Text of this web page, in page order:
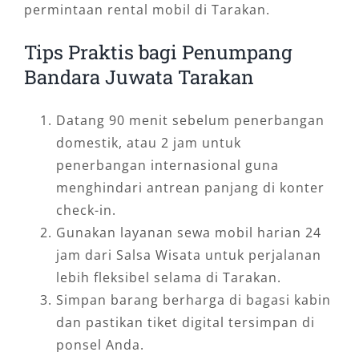
permintaan rental mobil di Tarakan.
Tips Praktis bagi Penumpang
Bandara Juwata Tarakan
Datang 90 menit sebelum penerbangan
domestik, atau 2 jam untuk
penerbangan internasional guna
menghindari antrean panjang di konter
check-in.
Gunakan layanan sewa mobil harian 24
jam dari Salsa Wisata untuk perjalanan
lebih fleksibel selama di Tarakan.
Simpan barang berharga di bagasi kabin
dan pastikan tiket digital tersimpan di
ponsel Anda.